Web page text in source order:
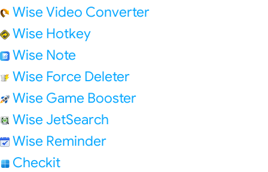
Wise Video Converter
Wise Hotkey
Wise Note
Wise Force Deleter
Wise Game Booster
Wise JetSearch
Wise Reminder
Checkit